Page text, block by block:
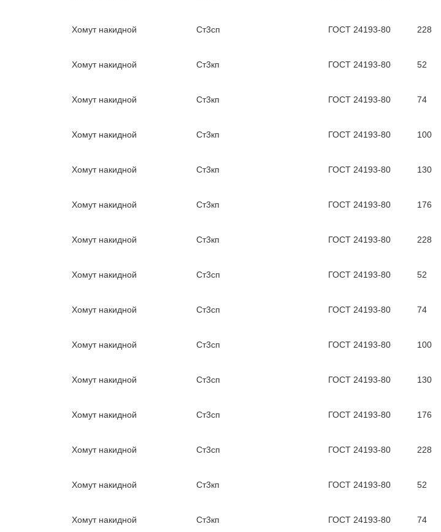
Хомут накидной Ст3сп ГОСТ 24193-80 228
Хомут накидной Ст3кп ГОСТ 24193-80 52
Хомут накидной Ст3кп ГОСТ 24193-80 74
Хомут накидной Ст3кп ГОСТ 24193-80 100
Хомут накидной Ст3кп ГОСТ 24193-80 130
Хомут накидной Ст3кп ГОСТ 24193-80 176
Хомут накидной Ст3кп ГОСТ 24193-80 228
Хомут накидной Ст3сп ГОСТ 24193-80 52
Хомут накидной Ст3сп ГОСТ 24193-80 74
Хомут накидной Ст3сп ГОСТ 24193-80 100
Хомут накидной Ст3сп ГОСТ 24193-80 130
Хомут накидной Ст3сп ГОСТ 24193-80 176
Хомут накидной Ст3сп ГОСТ 24193-80 228
Хомут накидной Ст3кп ГОСТ 24193-80 52
Хомут накидной Ст3кп ГОСТ 24193-80 74